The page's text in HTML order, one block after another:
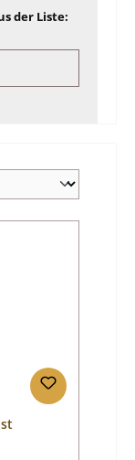
der Liste: